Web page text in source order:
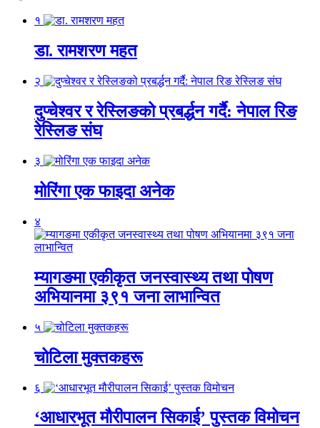
१
डा. रामशरण महत
२
दुप्चेश्वर र रेस्लिङको प्रबर्द्धन गर्दै: नेपाल रिङ
रेस्लिङ संघ
३
मोरिंगा एक फाइदा अनेक
४
म्यागङमा एकीकृत जनस्वास्थ्य तथा पोषण
अभियानमा ३९१ जना लाभान्वित
५
चोटिला मुक्तकहरू
६
‘आधारभूत मौरीपालन सिकाई’ पुस्तक विमोचन